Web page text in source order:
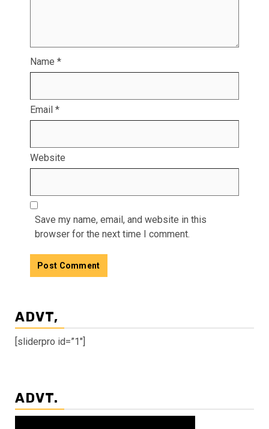
Name *
Email *
Website
Save my name, email, and website in this
browser for the next time I comment.
ADVT,
[sliderpro id=”1″]
ADVT.